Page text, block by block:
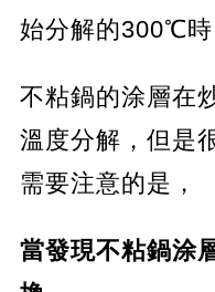
始分解的300℃時
不粘鍋的涂層在
溫度分解，但是
需要注意的是，
當發現不粘鍋涂